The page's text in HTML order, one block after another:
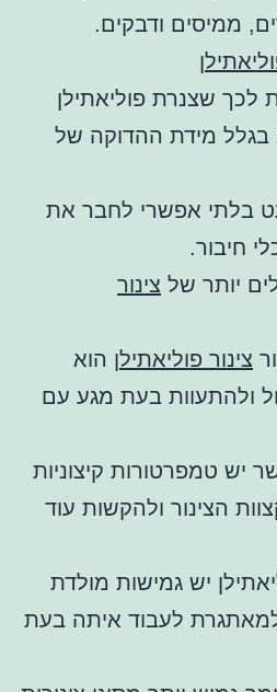
ממיסים ודבקים.
לכך שצנרת פוליאתילן
בגלל מידת ההדוקה של
בלתי אפשרי לחבר את
חיבור.
יותר של צינור
צינור פוליאתילן הוא
ולהתעוות בעת מגע עם
יש טמפרטורות קיצוניות
הצינור ולהקשות עוד
יש גמישות מולדת
לעבוד איתה בעת